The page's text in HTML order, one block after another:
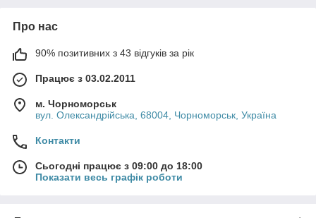
Про нас
90% позитивних з 43 відгуків за рік
Працює з 03.02.2011
м. Чорноморськ
вул. Олександрійська, 68004, Чорноморськ, Україна
Контакти
Сьогодні працює з 09:00 до 18:00
Показати весь графік роботи